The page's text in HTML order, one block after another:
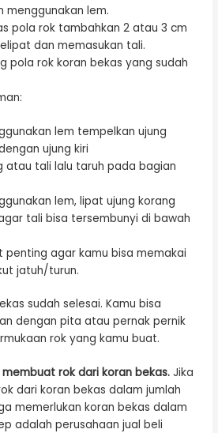
menggunakan lem.
pola rok tambahkan 2 atau 3 cm
dan memasukan tali.
pola rok koran bekas yang sudah
lem tempelkan ujung
ujung kiri
atau tali lalu taruh pada bagian
lem, lipat ujung korang
tali bisa tersembunyi di bawah
penting agar kamu bisa memakai
jatuh/turun.
sudah selesai. Kamu bisa
dengan pita atau pernak pernik
rok yang kamu buat.
rok dari koran bekas.Jika
dari koran bekas dalam jumlah
memerlukan koran bekas dalam
adalah perusahaan jual beli